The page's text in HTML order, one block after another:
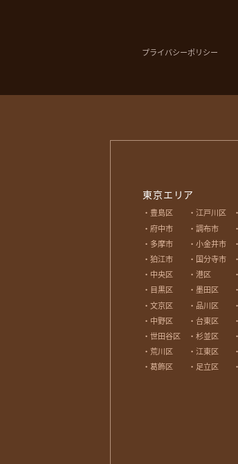
プライバシーポリシー
東京エリア
豊島区 江戸川区
府中市
調布市
多摩市
小金井市
狛江市
国分寺市
中央区
港区
目黒区
墨田区
文京区
品川区
中野区
台東区
世田谷区
杉並区
荒川区
江東区
葛飾区
足立区